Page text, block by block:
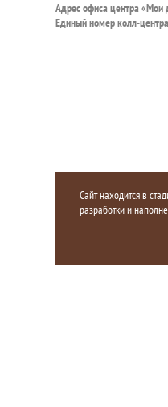
Адрес офиса центра «Мои
Единый номер колл-
Сайт находится в
разработки и